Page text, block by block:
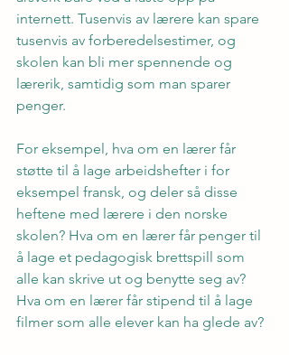
internett. Tusenvis av lærere kan spare
tusenvis av forberedelsestimer, og
skolen kan bli mer spennende og
lærerik, samtidig som man sparer
penger.
For eksempel, hva om en lærer får
støtte til å lage arbeidshefter i for
eksempel fransk, og deler så disse
heftene med lærere i den norske
skolen? Hva om en lærer får penger til
å lage et pedagogisk brettspill som
alle kan skrive ut og benytte seg av?
Hva om en lærer får stipend til å lage
filmer som alle elever kan ha glede av?